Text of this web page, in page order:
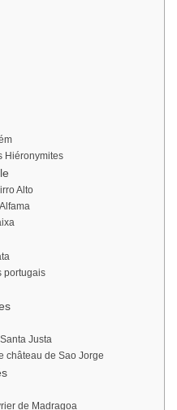
Hiéronymites
Alto
portugais
Justa
château de Sao Jorge
de Madragoa